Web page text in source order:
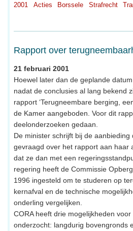
2001
Acties Borssele Strafrecht
Rapport over
21 februari 2001
Hoewel later dan de geplande
nadat de conclusies al lang bekend
rapport ‘Terugneembare berging,
de Kamer aangeboden. Voor dit
deelonderzoeken gedaan.
De minister schrijft bij de aanbieding
gevraagd over het rapport aan haar
dat ze dan met een
regering heeft de Commissie
1996 ingesteld om te studeren op
kernafval en de technische
onderling vergelijken.
CORA heeft drie mogelijkheden
onderzocht: langdurig bovengronds